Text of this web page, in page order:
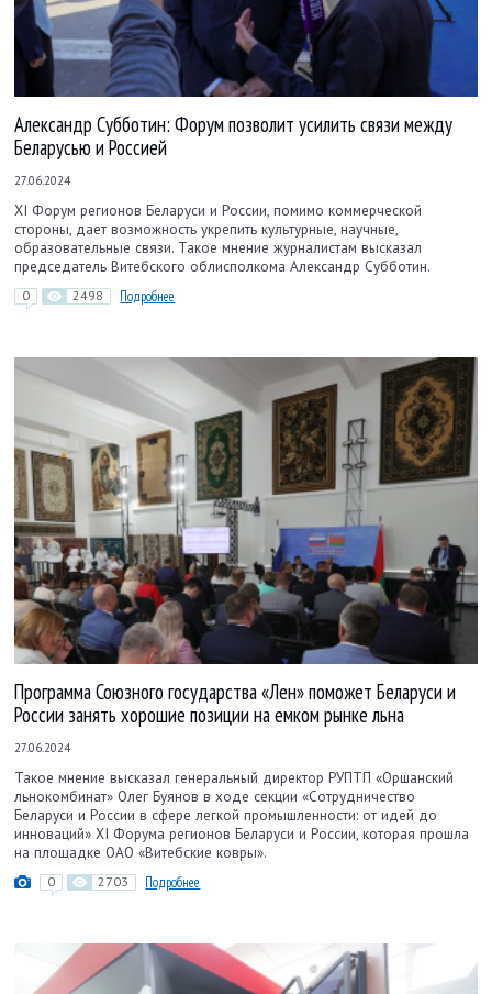
Александр Субботин: Форум позволит усилить связи между
Беларусью и Россией
27.06.2024
XI Форум регионов Беларуси и России, помимо коммерческой
стороны, дает возможность укрепить культурные, научные,
образовательные связи. Такое мнение журналистам высказал
председатель Витебского облисполкома Александр Субботин.
0 2498 Подробнее
Программа Союзного государства «Лен» поможет Беларуси и
России занять хорошие позиции на емком рынке льна
27.06.2024
Такое мнение высказал генеральный директор РУПТП «Оршанский
льнокомбинат» Олег Буянов в ходе секции «Сотрудничество
Беларуси и России в сфере легкой промышленности: от идей до
инноваций» XI Форума регионов Беларуси и России, которая прошла
на площадке ОАО «Витебские ковры».
0 2703 Подробнее